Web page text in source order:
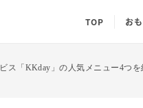
TOP お
ス「KKday」の人気メニュー4つを